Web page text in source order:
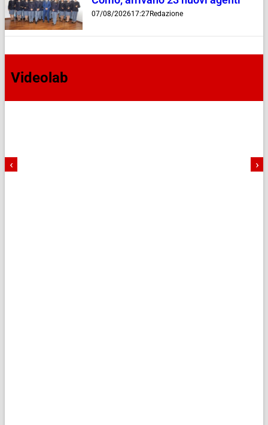
07/08/202617:27Redazione
Videolab
‹ ›